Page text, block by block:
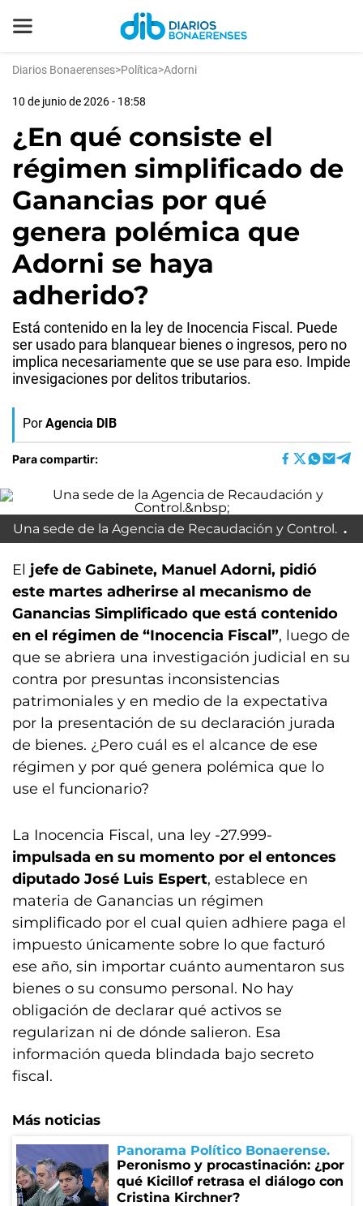
Diarios Bonaerenses>Política>Adorni
10 de junio de 2026 - 18:58
¿En qué consiste el
régimen simplificado de
Ganancias por qué
genera polémica que
Adorni se haya
adherido?
Está contenido en la ley de Inocencia Fiscal. Puede
ser usado para blanquear bienes o ingresos, pero no
implica necesariamente que se use para eso. Impide
invesigaciones por delitos tributarios.
Por Agencia DIB
Para compartir:
Una sede de la Agencia de Recaudación y Control.
El jefe de Gabinete, Manuel Adorni, pidió
este martes adherirse al mecanismo de
Ganancias Simplificado que está contenido
en el régimen de “Inocencia Fiscal”, luego de
que se abriera una investigación judicial en su
contra por presuntas inconsistencias
patrimoniales y en medio de la expectativa
por la presentación de su declaración jurada
de bienes. ¿Pero cuál es el alcance de ese
régimen y por qué genera polémica que lo
use el funcionario?
La Inocencia Fiscal, una ley -27.999-
impulsada en su momento por el entonces
diputado José Luis Espert, establece en
materia de Ganancias un régimen
simplificado por el cual quien adhiere paga el
impuesto únicamente sobre lo que facturó
ese año, sin importar cuánto aumentaron sus
bienes o su consumo personal. No hay
obligación de declarar qué activos se
regularizan ni de dónde salieron. Esa
información queda blindada bajo secreto
fiscal.
Más noticias
Panorama Político Bonaerense
Peronismo y procastinación: ¿por
qué Kicillof retrasa el diálogo con
Cristina Kirchner?